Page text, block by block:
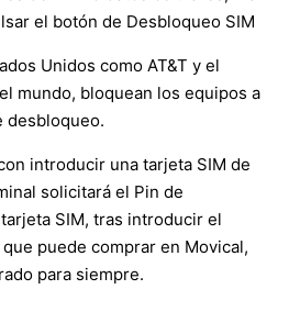
el botón de Desbloqueo SIM
Unidos como AT&T y el
mundo, bloquean los equipos a
desbloqueo.
introducir una tarjeta SIM de
solicitará el Pin de
SIM, tras introducir el
puede comprar en Movical,
para siempre.